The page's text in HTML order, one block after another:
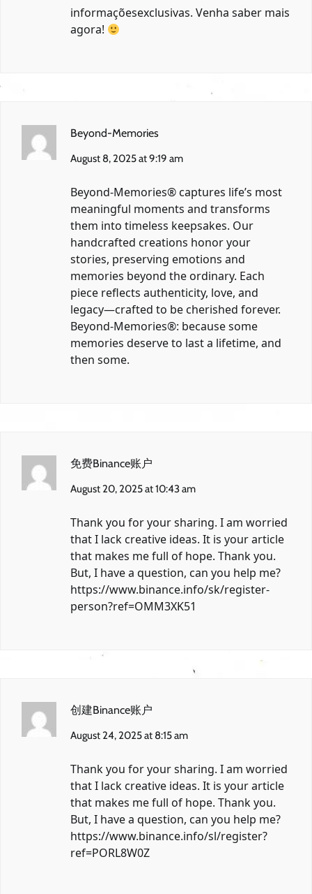
informaçõesexclusivas. Venha saber mais
agora!
Beyond-Memories
August 8, 2025 at 9:19 am
Beyond-Memories® captures life’s most
meaningful moments and transforms
them into timeless keepsakes. Our
handcrafted creations honor your
stories, preserving emotions and
memories beyond the ordinary. Each
piece reflects authenticity, love, and
legacy—crafted to be cherished forever.
Beyond-Memories®: because some
memories deserve to last a lifetime, and
then some.
免费Binance账户
August 20, 2025 at 10:43 am
Thank you for your sharing. I am worried
that I lack creative ideas. It is your article
that makes me full of hope. Thank you.
But, I have a question, can you help me?
https://www.binance.info/sk/register-
person?ref=OMM3XK51
创建Binance账户
August 24, 2025 at 8:15 am
Thank you for your sharing. I am worried
that I lack creative ideas. It is your article
that makes me full of hope. Thank you.
But, I have a question, can you help me?
https://www.binance.info/sl/register?
ref=PORL8W0Z